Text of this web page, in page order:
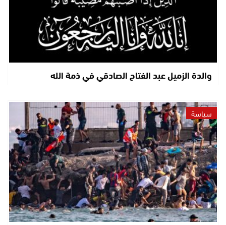
والدة الزميل عبد الفتاح الصادقي في ذمة الله
سياسة